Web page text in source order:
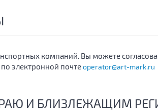
компаний. Вы можете
по электронной почтеoperator@art-mark.ru
И БЛИЗЛЕЖАЩИМ